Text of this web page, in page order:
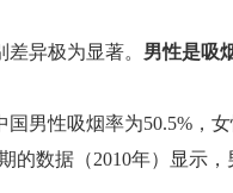
异极为显著。 男性是吸
国男性吸烟率为50.5%，
的数据（2010年）显示，